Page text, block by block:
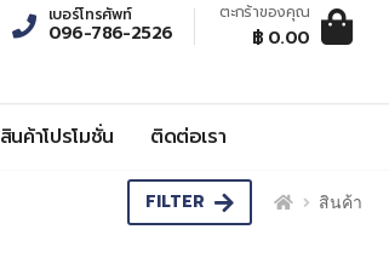
เบอร์โทรศัพท์
096-786-2526
ตะกร้าของคุณ
฿ 0.00
ตะกร้าสินค้า:รายการ, รา
฿ 0.00
สินค้าโปรโมชั่น ติดต่อเรา
FILTER สินค้า